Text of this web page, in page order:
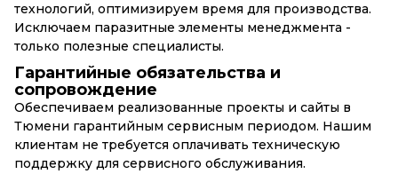
технологий, оптимизируем время для производства.
Исключаем паразитные элементы менеджмента -
только полезные специалисты.
Гарантийные обязательства и
сопровождение
Обеспечиваем реализованные проекты и сайты в
Тюмени гарантийным сервисным периодом. Нашим
клиентам не требуется оплачивать техническую
поддержку для сервисного обслуживания.